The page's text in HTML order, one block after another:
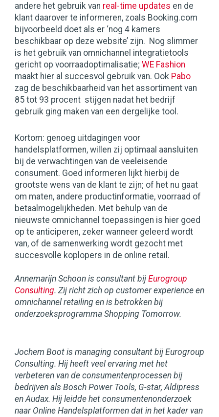
andere het gebruik van real-time updates en de
klant daarover te informeren, zoals Booking.com
bijvoorbeeld doet als er ‘nog 4 kamers
beschikbaar op deze website’ zijn. Nog slimmer
is het gebruik van omnichannel integratietools
gericht op voorraadoptimalisatie; WE Fashion
maakt hier al succesvol gebruik van. Ook Pabo
zag de beschikbaarheid van het assortiment van
85 tot 93 procent stijgen nadat het bedrijf
gebruik ging maken van een dergelijke tool.
Kortom: genoeg uitdagingen voor
handelsplatformen, willen zij optimaal aansluiten
bij de verwachtingen van de veeleisende
consument. Goed informeren lijkt hierbij de
grootste wens van de klant te zijn; of het nu gaat
om maten, andere productinformatie, voorraad of
betaalmogelijkheden. Met behulp van de
nieuwste omnichannel toepassingen is hier goed
op te anticiperen, zeker wanneer geleerd wordt
van, of de samenwerking wordt gezocht met
succesvolle koplopers in de online retail.
Annemarijn Schoon is consultant bij Eurogroup
Consulting. Zij richt zich op customer experience en
omnichannel retailing en is betrokken bij
onderzoeksprogramma Shopping Tomorrow.
Jochem Boot is managing consultant bij Eurogroup
Consulting. Hij heeft veel ervaring met het
verbeteren van de consumentenprocessen bij
bedrijven als Bosch Power Tools, G-star, Aldipress
en Audax. Hij leidde het consumentenonderzoek
naar Online Handelsplatformen dat in het kader van